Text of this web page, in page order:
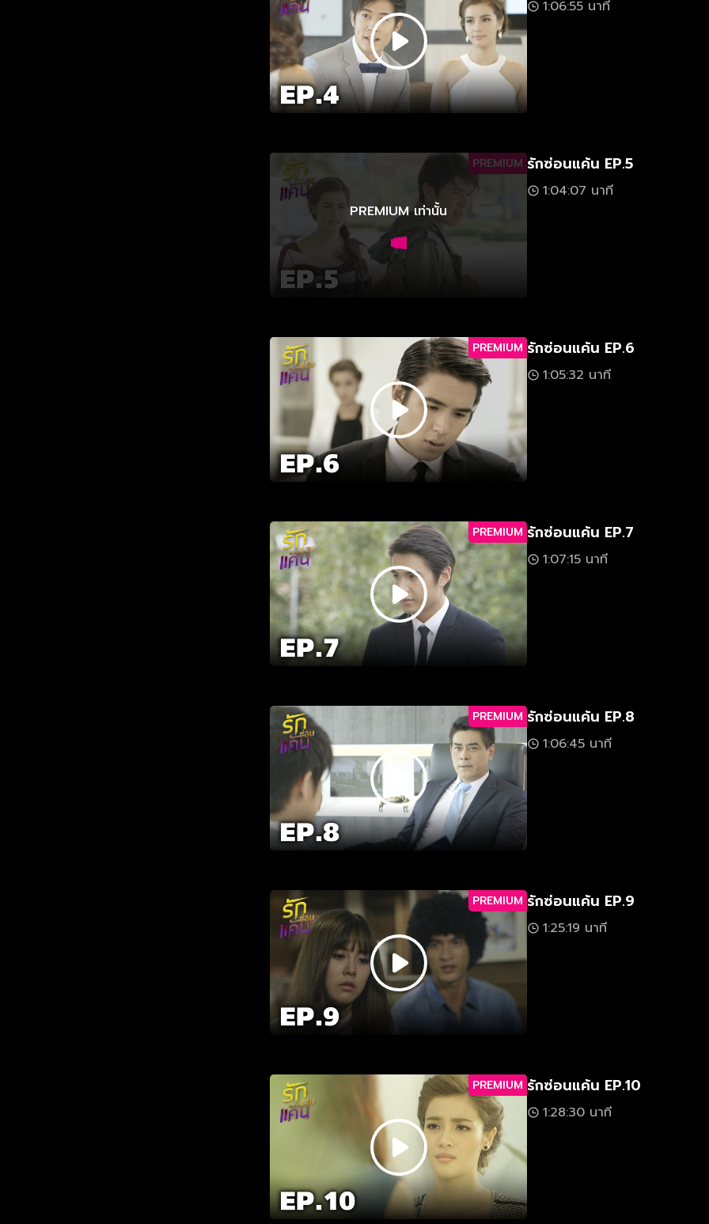
1:06:55 นาที
PREMIUM
PREMIUM เท่านั้น
รักซ่อนแค้น EP.5
1:04:07 นาที
PREMIUM รักซ่อนแค้น EP.6
1:05:32 นาที
PREMIUM รักซ่อนแค้น EP.7
1:07:15 นาที
PREMIUM รักซ่อนแค้น EP.8
1:06:45 นาที
PREMIUM รักซ่อนแค้น EP.9
1:25:19 นาที
PREMIUM รักซ่อนแค้น EP.10
1:28:30 นาที